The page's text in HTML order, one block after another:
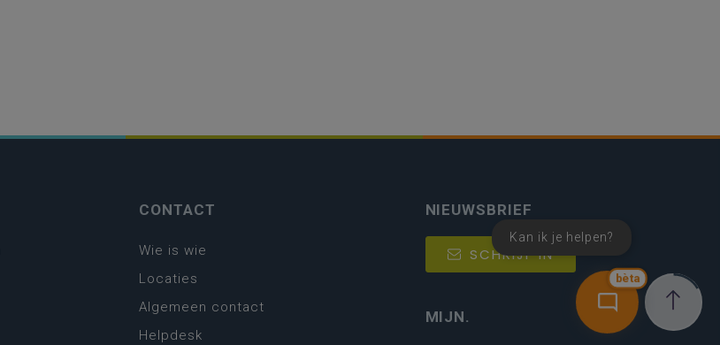
bèta
Kan ik je helpen?
CONTACT
Wie is wie
Locaties
Algemeen contact
Helpdesk
NIEUWSBRIEF
SCHRIJF IN
MIJN.